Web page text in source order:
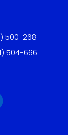
500-268
504-666